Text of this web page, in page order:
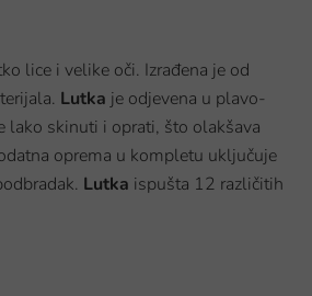
lice i velike oči. Izrađena je od
Lutka je odjevena u plavo-
lako skinuti i oprati, što olakšava
oprema u kompletu uključuje
Lutka ispušta 12 različitih